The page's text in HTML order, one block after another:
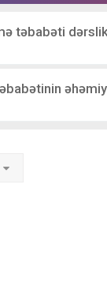
təbabəti